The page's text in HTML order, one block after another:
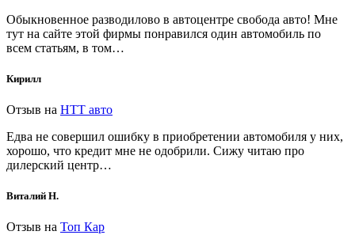
Обыкновенное разводилово в автоцентре свобода авто! Мне
тут на сайте этой фирмы понравился один автомобиль по
всем статьям, в том…
Кирилл
Отзыв на НТТ авто
Едва не совершил ошибку в приобретении автомобиля у них,
хорошо, что кредит мне не одобрили. Сижу читаю про
дилерский центр…
Виталий Н.
Отзыв на Топ Кар